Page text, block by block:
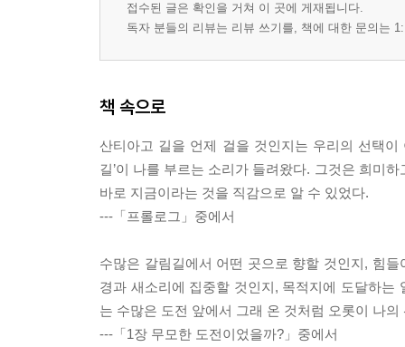
접수된 글은 확인을 거쳐 이 곳에 게재됩니다.
독자 분들의 리뷰는 리뷰 쓰기를, 책에 대한 문의는
책 속으로
산티아고 길을 언제 걸을 것인지는 우리의 선택
길’이 나를 부르는 소리가 들려왔다. 그것은 희미
바로 지금이라는 것을 직감으로 알 수 있었다.
---「프롤로그」중에서
수많은 갈림길에서 어떤 곳으로 향할 것인지, 힘
경과 새소리에 집중할 것인지, 목적지에 도달하
는 수많은 도전 앞에서 그래 온 것처럼 오롯이 나의
---「1장 무모한 도전이었을까?」중에서